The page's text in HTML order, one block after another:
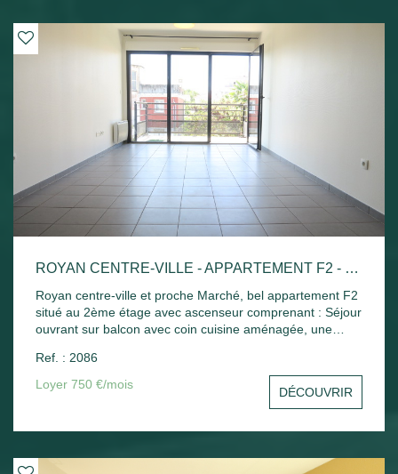
ROYAN CENTRE-VILLE - APPARTEMENT F2 - 42.52M²
Royan centre-ville et proche Marché, bel appartement F2
situé au 2ème étage avec ascenseur comprenant : Séjour
ouvrant sur balcon avec coin cuisine aménagée, une
Une place de parking en sous-sol - Chauffage électrique.
Ref. : 2086
Loyer 750 €/mois
DÉCOUVRIR